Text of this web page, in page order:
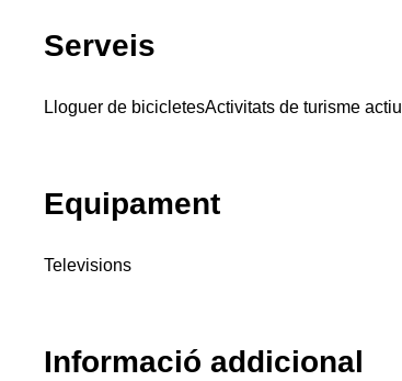
Serveis
Lloguer de bicicletesActivitats de turisme actiu
Equipament
Televisions
Informació addicional